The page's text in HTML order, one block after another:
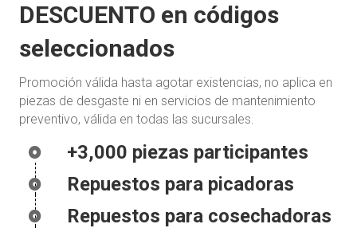
DESCUENTO en códigos
seleccionados
Promoción válida hasta agotar existencias, no aplica en
piezas de desgaste ni en servicios de mantenimiento
preventivo, válida en todas las sucursales.
+3,000 piezas participantes
Repuestos para picadoras
Repuestos para cosechadoras